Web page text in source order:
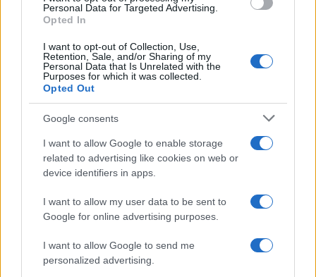
Personal Data for Targeted Advertising.
Opted In
I want to opt-out of Collection, Use,
Retention, Sale, and/or Sharing of my
Personal Data that Is Unrelated with the
Purposes for which it was collected.
Opted Out
Google consents
I want to allow Google to enable storage
related to advertising like cookies on web or
device identifiers in apps.
I want to allow my user data to be sent to
Google for online advertising purposes.
I want to allow Google to send me
personalized advertising.
Opozorilo:Po 297. členu Kazenskega zakonika je
posameznik kazensko odgovoren za javno spodbujanje
rasističnimi, diskriminatornimi ali nezakonitimi vsebinami bodo
odstranjeni. Pravila komentiranja →
Failed to fetch
Dravograd
Kategorije: Policijsko poročilo PU Celje Kronika
Ključne besede: nesreča policija
tatvina